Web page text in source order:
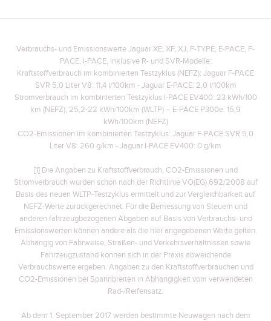
Verbrauchs- und Emissionswerte Jaguar XE, XF, XJ, F-TYPE, E-PACE, F-
PACE, I-PACE, inklusive R- und SVR-Modelle:
Kraftstoffverbrauch im kombinierten Testzyklus (NEFZ): Jaguar F-PACE
SVR 5.0 Liter V8: 11,4 l/100km - Jaguar E-PACE: 2,0 l/100km
Stromverbrauch im kombinierten Testzyklus I-PACE EV400: 23 kWh/100
km (NEFZ), 25,2-22 kWh/100km (WLTP)– E-PACE P300e: 15,9
kWh/100km (NEFZ)
CO2-Emissionen im kombinierten Testzyklus: Jaguar F-PACE SVR 5.0
Liter V8: 260 g/km - Jaguar I-PACE EV400: 0 g/km
[1] Die Angaben zu Kraftstoffverbrauch, CO2-Emissionen und
Stromverbrauch wurden schon nach der Richtlinie VO(EG) 692/2008 auf
Basis des neuen WLTP-Testzyklus ermittelt und zur Vergleichbarkeit auf
NEFZ-Werte zurückgerechnet. Für die Bemessung von Steuern und
anderen fahrzeugbezogenen Abgaben auf Basis von Verbrauchs- und
Emissionswerten können andere als die hier angegebenen Werte gelten.
Abhängig von Fahrweise, Straßen- und Verkehrsverhältnissen sowie
Fahrzeugzustand können sich in der Praxis abweichende
Verbrauchswerte ergeben. Angaben zu den Kraftstoffverbräuchen und
CO2-Emissionen bei Spannbreiten in Abhängigkeit vom verwendeten
Rad-/Reifensatz.
Ab dem 1. September 2017 werden bestimmte Neuwagen nach dem